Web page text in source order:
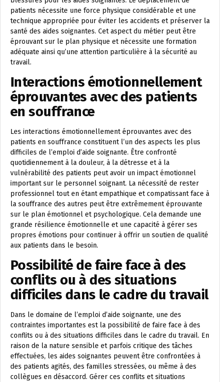
patients nécessite une force physique considérable et une
technique appropriée pour éviter les accidents et préserver la
santé des aides soignantes. Cet aspect du métier peut être
éprouvant sur le plan physique et nécessite une formation
adéquate ainsi qu’une attention particulière à la sécurité au
travail.
Interactions émotionnellement
éprouvantes avec des patients
en souffrance
Les interactions émotionnellement éprouvantes avec des
patients en souffrance constituent l’un des aspects les plus
difficiles de l’emploi d’aide soignante. Être confronté
quotidiennement à la douleur, à la détresse et à la
vulnérabilité des patients peut avoir un impact émotionnel
important sur le personnel soignant. La nécessité de rester
professionnel tout en étant empathique et compatissant face à
la souffrance des autres peut être extrêmement éprouvante
sur le plan émotionnel et psychologique. Cela demande une
grande résilience émotionnelle et une capacité à gérer ses
propres émotions pour continuer à offrir un soutien de qualité
aux patients dans le besoin.
Possibilité de faire face à des
conflits ou à des situations
difficiles dans le cadre du travail
Dans le domaine de l’emploi d’aide soignante, une des
contraintes importantes est la possibilité de faire face à des
conflits ou à des situations difficiles dans le cadre du travail. En
raison de la nature sensible et parfois critique des tâches
effectuées, les aides soignantes peuvent être confrontées à
des patients agités, des familles stressées, ou même à des
collègues en désaccord. Gérer ces conflits et situations